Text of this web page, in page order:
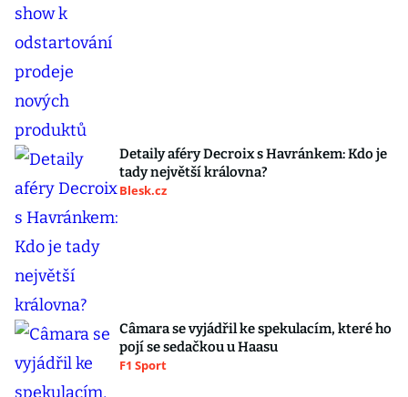
Detaily aféry Decroix s Havránkem: Kdo je
tady největší královna?
Blesk.cz
Câmara se vyjádřil ke spekulacím, které ho
pojí se sedačkou u Haasu
F1 Sport